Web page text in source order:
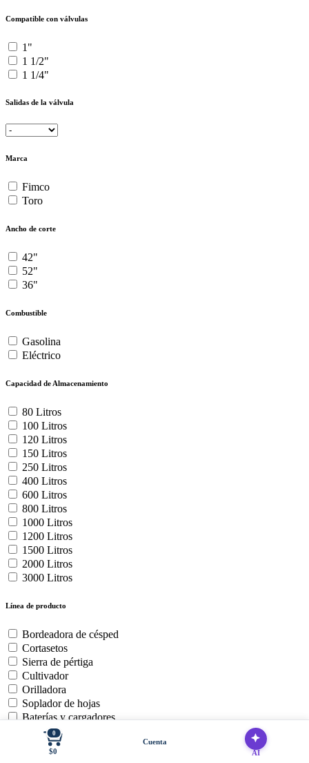
Compatible con válvulas
1"
1 1/2"
1 1/4"
Salidas de la válvula
Marca
Fimco
Toro
Ancho de corte
42"
52"
36"
Combustible
Gasolina
Eléctrico
Capacidad de Almacenamiento
80 Litros
100 Litros
120 Litros
150 Litros
250 Litros
400 Litros
600 Litros
800 Litros
1000 Litros
1200 Litros
1500 Litros
2000 Litros
3000 Litros
Línea de producto
Bordeadora de césped
Cortasetos
Sierra de pértiga
Cultivador
Orilladora
Soplador de hojas
Baterías y cargadores
Cortadora de Cesped Zero
Motosierra
0
$0
Cuenta
AI